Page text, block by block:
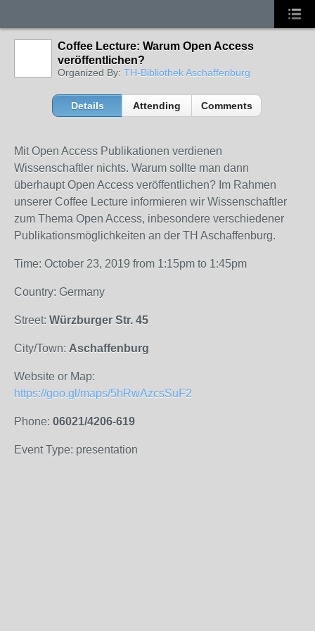
Coffee Lecture: Warum Open Access
veröffentlichen?
Organized By: TH-Bibliothek Aschaffenburg
Details Attending Comments
Mit Open Access Publikationen verdienen
Wissenschaftler nichts. Warum sollte man dann
überhaupt Open Access veröffentlichen? Im Rahmen
unserer Coffee Lecture informieren wir Wissenschaftler
zum Thema Open Access, inbesondere verschiedener
Publikationsmöglichkeiten an der TH Aschaffenburg.
Time: October 23, 2019 from 1:15pm to 1:45pm
Country: Germany
Street: Würzburger Str. 45
City/Town: Aschaffenburg
Website or Map:
https://goo.gl/maps/5hRwAzcsSuF2
Phone: 06021/4206-619
Event Type: presentation